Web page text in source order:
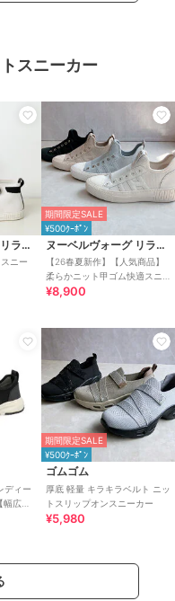
スニーカー
ヌーベルヴォーグ リラックス
ニー
期間限定SALE
¥500ｸｰﾎﾟﾝ
ヌーベルヴォーグ リラックス
【26春夏新作】【人気商品】
柔らかニット甲ゴム快適スニ
ーカー
¥8,900
ディー
幅広
期間限定SALE
¥500ｸｰﾎﾟﾝ
ゴムゴム
厚底 軽量 キラキラベルト ニッ
トスリップオンスニーカー
¥5,980